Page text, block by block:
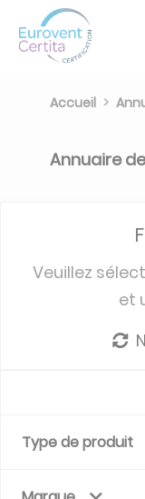
Accueil
Annuaire
Veuillez
et
Type de produit